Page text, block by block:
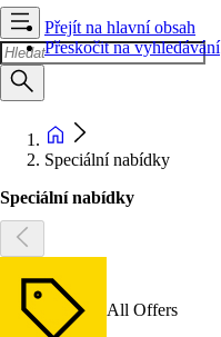
Přejít na hlavní obsah
Přeskočit na vyhledávání
Speciální nabídky
Speciální nabídky
All Offers